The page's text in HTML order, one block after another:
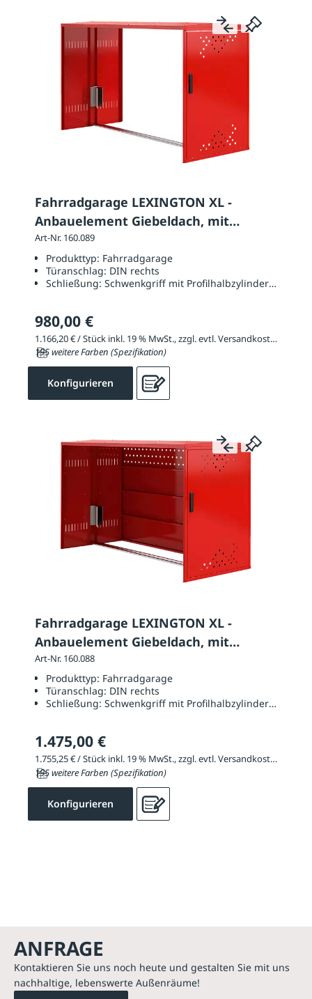
Fahrradgarage LEXINGTON XL -
Anbauelement Giebeldach, mit
Schwenkhebel
Art-Nr. 160.089
Produkttyp: Fahrradgarage
Türanschlag: DIN rechts
Schließung: Schwenkgriff mit Profilhalbzylinderschloss
980,00 €
1.166,20 € / Stück inkl. 19 % MwSt., zzgl. evtl. Versandkosten
195 weitere Farben (Spezifikation)
Konfigurieren
Fahrradgarage LEXINGTON XL -
Anbauelement Giebeldach, mit
Schwenkhebel
Art-Nr. 160.088
Produkttyp: Fahrradgarage
Türanschlag: DIN rechts
Schließung: Schwenkgriff mit Profilhalbzylinderschloss
1.475,00 €
1.755,25 € / Stück inkl. 19 % MwSt., zzgl. evtl. Versandkosten
195 weitere Farben (Spezifikation)
Konfigurieren
ANFRAGE
Kontaktieren Sie uns noch heute und gestalten Sie mit uns
nachhaltige, lebenswerte Außenräume!